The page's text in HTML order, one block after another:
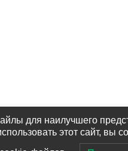
для наилучшего
этот сайт, вы